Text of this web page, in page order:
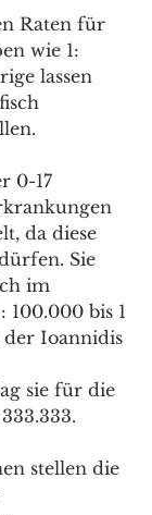
Raten für
wie 1:
lassen
0-17
da diese
Sie
im
100.000 bis 1
Ioannidis
sie für die
stellen die